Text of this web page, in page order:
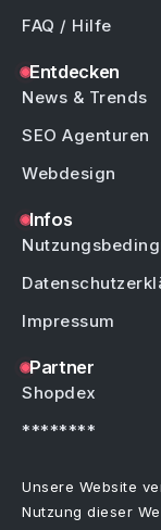
FAQ / Hilfe
Entdecken
News & Trends
SEO Agenturen
Webdesign
Infos
Impressum
Partner
Shopdex
********
Unsere Website
Nutzung dieser